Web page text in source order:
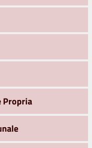
Propria